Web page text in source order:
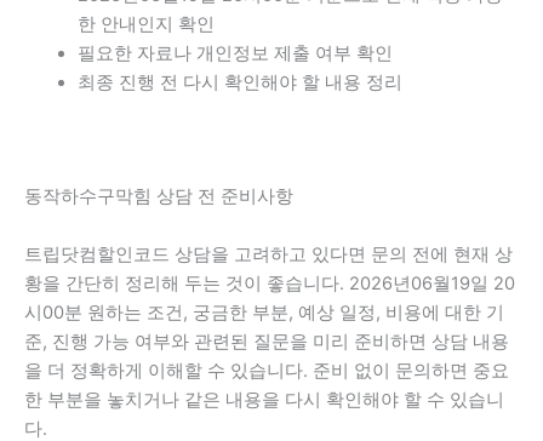
한 안내인지 확인
필요한 자료나 개인정보 제출 여부 확인
최종 진행 전 다시 확인해야 할 내용 정리
동작하수구막힘 상담 전 준비사항
트립닷컴할인코드 상담을 고려하고 있다면 문의 전에 현재 상
황을 간단히 정리해 두는 것이 좋습니다. 2026년06월19일 20
시00분 원하는 조건, 궁금한 부분, 예상 일정, 비용에 대한 기
준, 진행 가능 여부와 관련된 질문을 미리 준비하면 상담 내용
을 더 정확하게 이해할 수 있습니다. 준비 없이 문의하면 중요
한 부분을 놓치거나 같은 내용을 다시 확인해야 할 수 있습니
다.